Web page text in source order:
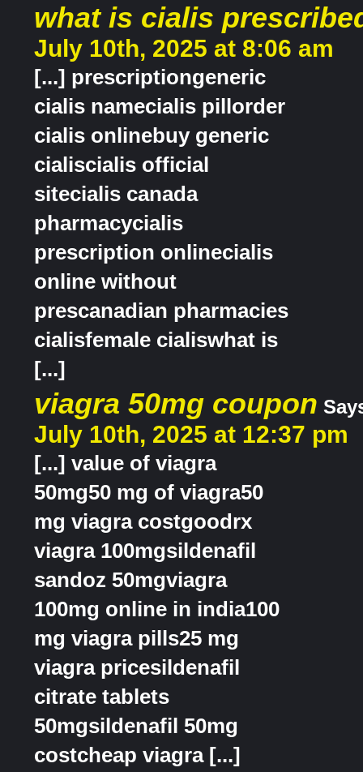
what is cialis
July 10th, 2025 at 8:06 am
[...] prescriptiongeneric
cialis namecialis pillorder
cialis onlinebuy generic
cialiscialis official
sitecialis canada
pharmacycialis
prescription onlinecialis
online without
prescanadian pharmacies
cialisfemale cialiswhat is
[...]
viagra 50mg coupon
July 10th, 2025 at 12:37 pm
[...] value of viagra
50mg50 mg of viagra50
mg viagra costgoodrx
viagra 100mgsildenafil
sandoz 50mgviagra
100mg online in india100
mg viagra pills25 mg
viagra pricesildenafil
citrate tablets
50mgsildenafil 50mg
costcheap viagra [...]